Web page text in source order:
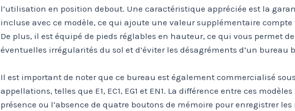
l’utilisation en position debout. Une caractéristique appréciée est la
incluse avec ce modèle, ce qui ajoute une valeur supplémentaire compte
De plus, il est équipé de pieds réglables en hauteur, ce qui vous permet
éventuelles irrégularités du sol et d’éviter les désagréments d’un bureau
Il est important de noter que ce bureau est également commercialisé
appellations, telles que E1, EC1, EG1 et EN1. La différence entre ces
présence ou l’absence de quatre boutons de mémoire pour enregistrer les